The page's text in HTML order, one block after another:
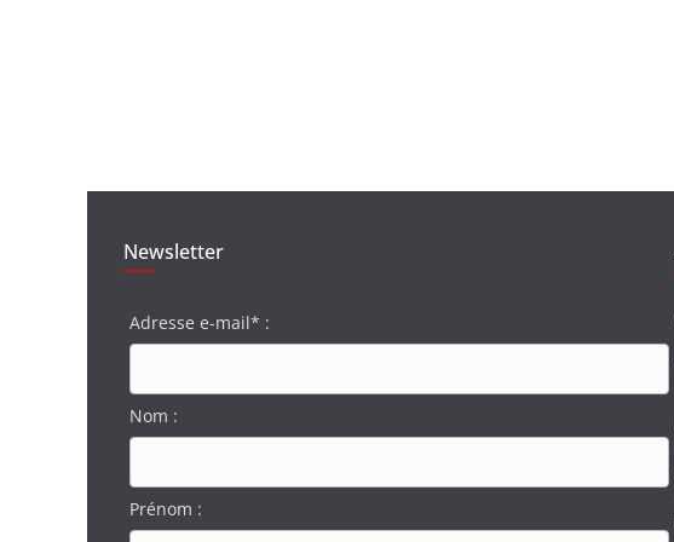
Newsletter
Adresse e-mail* :
Nom :
Prénom :